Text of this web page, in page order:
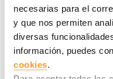
necesarias para el
y que nos permiten
diversas
información, puedes
cookies.
ULMA International
Teléfono: +34
Persona de contacto:
Web: